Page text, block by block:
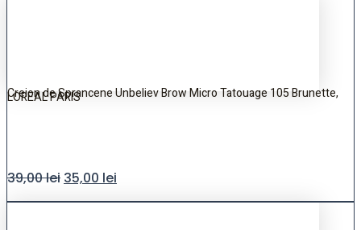
Creion de Sprancene Unbeliev Brow Micro Tatouage 105 Brunette,
LOREAL PARIS
39,00lei 35,00 lei